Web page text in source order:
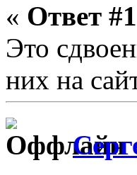
« Ответ
Это
них на